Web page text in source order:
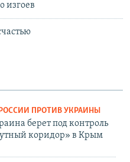
изгоев
ПРОТИВ УКРАИНЫ
берет под контроль
коридор» в Крым